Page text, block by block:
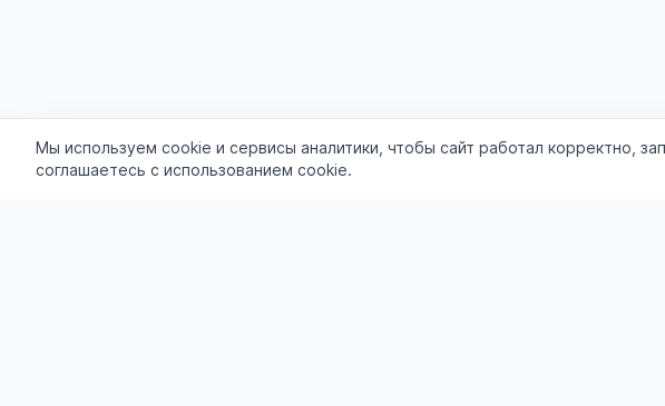
Мы используем cookie и сервисы аналитики, чтобы сайт работал корректно,
соглашаетесь с использованием cookie.